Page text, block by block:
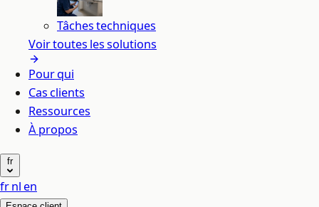
Tâches techniques
Voir toutes les solutions
Pour qui
Cas clients
Ressources
À propos
fr
frnl en